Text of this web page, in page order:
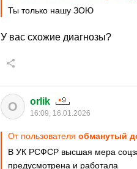
Ты только нашу ЗОЮ
У вас схожие диагнозы?
O orlik
16:09, 16.01.2026
От пользователя обманутый
В УК РСФСР высшая мера
предусмотрена и работала